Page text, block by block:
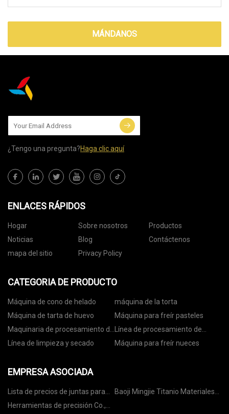
MÁNDANOS
¿Tengo una pregunta?Haga clic aquí
ENLACES RÁPIDOS
Hogar Sobre nosotros
Productos
Noticias
Blog
Contáctenos
mapa del sitio
Privacy Policy
CATEGORIA DE PRODUCTO
Máquina de cono de helado
máquina de la torta
Máquina de tarta de huevo
Máquina para freír pasteles
Maquinaria de procesamiento de
nueces
Línea de procesamiento de
nueces
Línea de limpieza y secado Máquina para freír nueces
EMPRESA ASOCIADA
Lista de precios de juntas para
intercambiadores de calor de
Baoji Mingjie Titanio Materiales
Herramientas de precisión Co.,